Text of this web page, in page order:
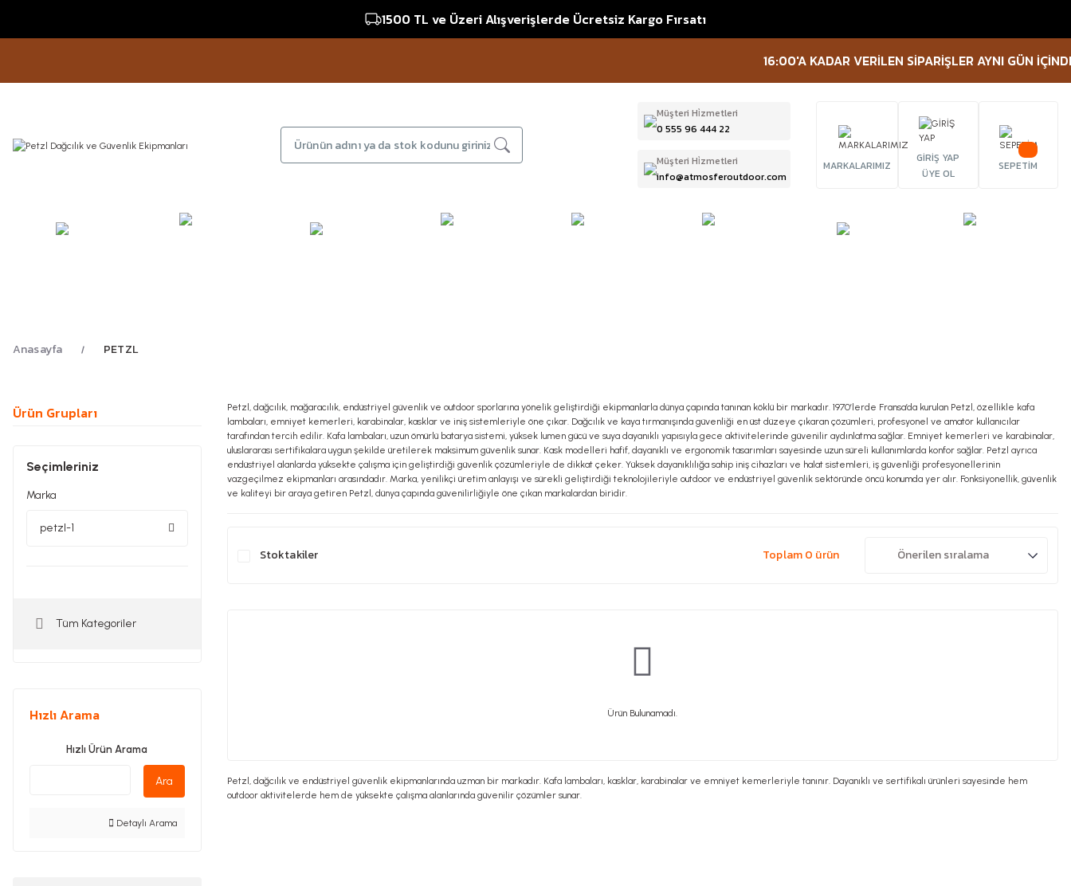
1500 TL ve Üzeri Alışverişlerde Ücretsiz Kargo Fırsatı
16:00'A KADAR VERİLEN SİPARİŞLER AYNI GÜN İÇİNDE
Müşteri Hi̇zmetleri
0 555 96 444 22
Müşteri Hi̇zmetleri
info@atmosferoutdoor.com
MARKALARIMIZ
GİRİŞ YAP
ÜYE OL
SEPETİM
Anasayfa PETZL
Ürün Grupları
Seçimleriniz
Marka
petzl-1
Tüm Kategoriler
Hızlı Arama
Hızlı Ürün Arama
Ara
Detaylı Arama
Petzl, dağcılık, mağaracılık, endüstriyel güvenlik ve outdoor sporlarına yönelik geliştirdiği ekipmanlarla dünya çapında tanınan köklü bir markadır. 1970’lerde Fransa’da kurulan Petzl, özellikle kafa
lambaları, emniyet kemerleri, karabinalar, kasklar ve iniş sistemleriyle öne çıkar. Dağcılık ve kaya tırmanışında güvenliği en üst düzeye çıkaran çözümleri, profesyonel ve amatör kullanıcılar
tarafından tercih edilir. Kafa lambaları, uzun ömürlü batarya sistemi, yüksek lumen gücü ve suya dayanıklı yapısıyla gece aktivitelerinde güvenilir aydınlatma sağlar. Emniyet kemerleri ve karabinalar,
uluslararası sertifikalara uygun şekilde üretilerek maksimum güvenlik sunar. Kask modelleri hafif, dayanıklı ve ergonomik tasarımları sayesinde uzun süreli kullanımlarda konfor sağlar. Petzl ayrıca
endüstriyel alanlarda yüksekte çalışma için geliştirdiği güvenlik çözümleriyle de dikkat çeker. Yüksek dayanıklılığa sahip iniş cihazları ve halat sistemleri, iş güvenliği profesyonellerinin
vazgeçilmez ekipmanları arasındadır. Marka, yenilikçi üretim anlayışı ve sürekli geliştirdiği teknolojileriyle outdoor ve endüstriyel güvenlik sektöründe öncü konumda yer alır. Fonksiyonellik, güvenlik
ve kaliteyi bir araya getiren Petzl, dünya çapında güvenilirliğiyle öne çıkan markalardan biridir.
Stoktakiler Toplam 0 ürün
Ürün Bulunamadı.
Petzl, dağcılık ve endüstriyel güvenlik ekipmanlarında uzman bir markadır. Kafa lambaları, kasklar, karabinalar ve emniyet kemerleriyle tanınır. Dayanıklı ve sertifikalı ürünleri sayesinde hem
outdoor aktivitelerde hem de yüksekte çalışma alanlarında güvenilir çözümler sunar.